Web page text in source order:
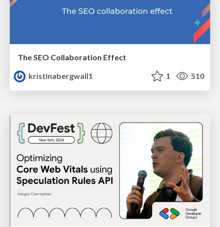
The SEO Collaboration Effect
kristinabergwall1
1 510